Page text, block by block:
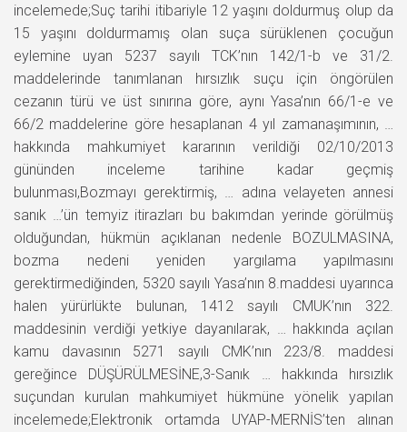
incelemede;Suç tarihi itibariyle 12 yaşını doldurmuş olup da
15 yaşını doldurmamış olan suça sürüklenen çocuğun
eylemine uyan 5237 sayılı TCK’nın 142/1-b ve 31/2.
maddelerinde tanımlanan hırsızlık suçu için öngörülen
cezanın türü ve üst sınırına göre, aynı Yasa’nın 66/1-e ve
66/2 maddelerine göre hesaplanan 4 yıl zamanaşımının, …
hakkında mahkumiyet kararının verildiği 02/10/2013
gününden inceleme tarihine kadar geçmiş
bulunması,Bozmayı gerektirmiş, … adına velayeten annesi
sanık …’ün temyiz itirazları bu bakımdan yerinde görülmüş
olduğundan, hükmün açıklanan nedenle BOZULMASINA,
bozma nedeni yeniden yargılama yapılmasını
gerektirmediğinden, 5320 sayılı Yasa’nın 8.maddesi uyarınca
halen yürürlükte bulunan, 1412 sayılı CMUK’nın 322.
maddesinin verdiği yetkiye dayanılarak, … hakkında açılan
kamu davasının 5271 sayılı CMK’nın 223/8. maddesi
gereğince DÜŞÜRÜLMESİNE,3-Sanık … hakkında hırsızlık
suçundan kurulan mahkumiyet hükmüne yönelik yapılan
incelemede;Elektronik ortamda UYAP-MERNİS’ten alınan